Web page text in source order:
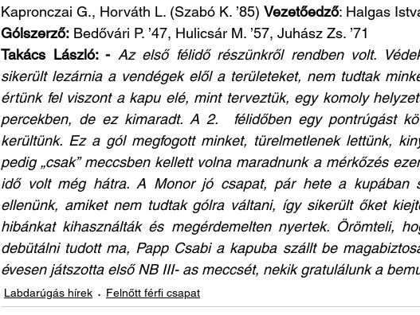
Kapronczai G., Horváth L. (Szabó K. ’85) Vezetőedző: Halgas
Gólszerző: Bedővári P. ’47, Hulicsár M. ’57, Juhász Zs. ’71
Takács László: - Az első félidő részünkről rendben volt.
sikerült lezárnia a vendégek elől a területeket, nem tudtak
értünk fel viszont a kapu elé, mint terveztük, egy komoly
percekben, de ez kimaradt. A 2.  félidőben egy pontrúgást
kerültünk. Ez a gól megfogott minket, türelmetlenek lettünk,
pedig „csak” meccsben kellett volna maradnunk a mérkőzés
idő volt még hátra. A Monor jó csapat, pár hete a kupában
ellenünk, amiket nem tudtak gólra váltani, így sikerült őket
hibánkat kihasználták és megérdemelten nyertek. Örömteli,
debütálni tudott ma, Papp Csabi a kapuba szállt be
évesen játszotta első NB III- as meccsét, nekik gratulálunk a
Labdarúgás hírek Felnőtt férfi csapat